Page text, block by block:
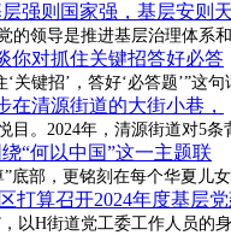
强则国家强，基层安则天
领导是推进基层治理体系
你对抓住关键招答好必答
键招’，答好‘必答题’”这
在清源街道的大街小巷，
。2024年，清源街道对5
“何以中国”这一主题联
部，更铭刻在每个华夏儿
打算召开2024年度基层
以H街道党工委工作人员的